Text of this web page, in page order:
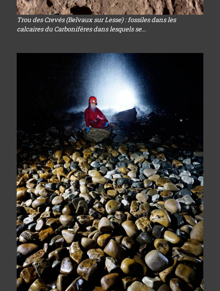
Trou des Crevés (Belvaux sur Lesse) : fossiles dans les
calcaires du Carbonifères dans lesquels se...